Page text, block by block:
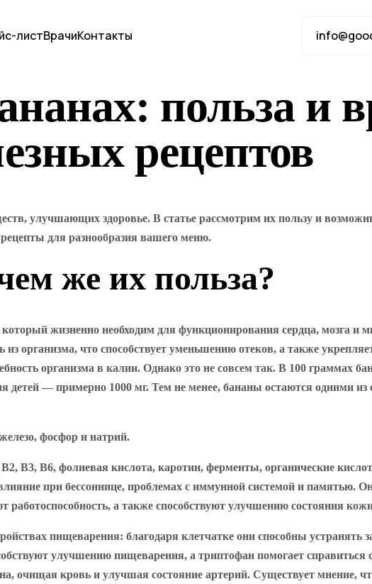
листВрачиКонтакты
польза и
рецептов
улучшающих здоровье. В статье рассмотрим их пользу и
для разнообразия вашего меню.
же их польза?
жизненно необходим для функционирования сердца, мозга и
что способствует уменьшению отеков, а также
организма в калии. Однако это не совсем так. В 100 граммах
детей — примерно 1000 мг. Тем не менее, бананы остаются одними
фосфор и натрий.
B3, B6, фолиевая кислота, каротин, ферменты, органические
при бессоннице, проблемах с иммунной системой и памятью.
а также способствуют улучшению состояния
пищеварения: благодаря клетчатке они способны
улучшению пищеварения, а триптофан помогает справиться
очищая кровь и улучшая состояние артерий. Существует мнение,